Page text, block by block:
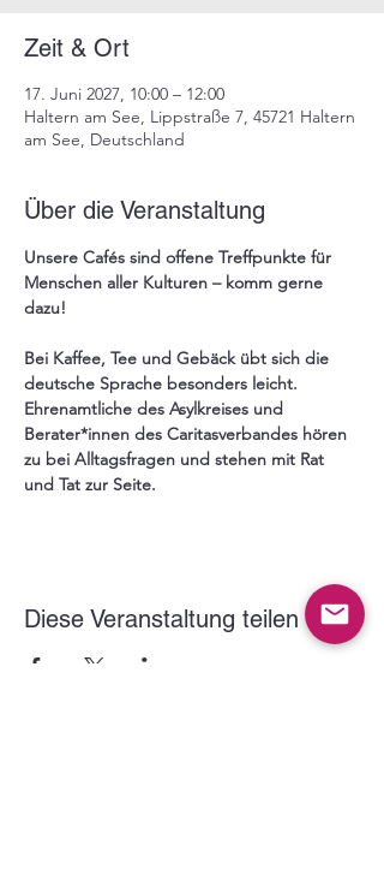
Zeit & Ort
17. Juni 2027, 10:00 – 12:00
Haltern am See, Lippstraße 7, 45721 Haltern
am See, Deutschland
Über die Veranstaltung
Unsere Cafés sind offene Treffpunkte für
Menschen aller Kulturen – komm gerne
dazu!
Bei Kaffee, Tee und Gebäck übt sich die
deutsche Sprache besonders leicht.
Ehrenamtliche des Asylkreises und
Berater*innen des Caritasverbandes hören
zu bei Alltagsfragen und stehen mit Rat
und Tat zur Seite.
Diese Veranstaltung teilen